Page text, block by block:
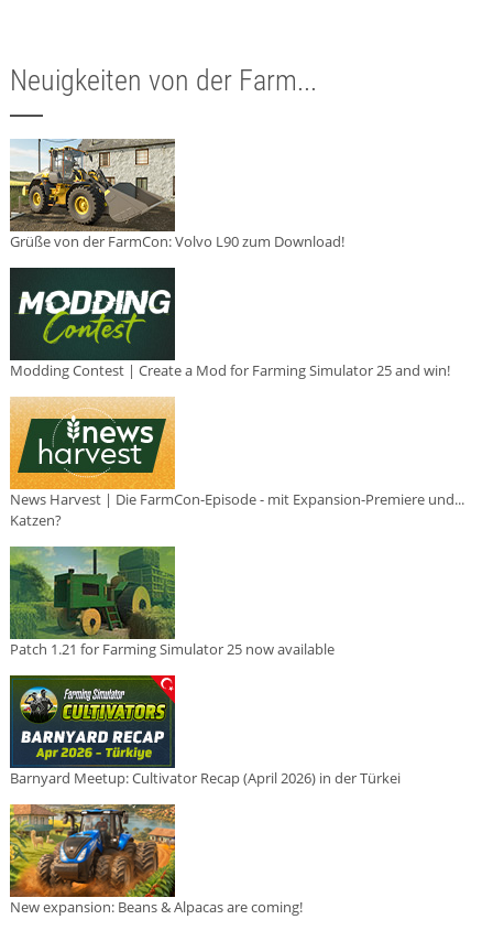
Neuigkeiten von der Farm...
Grüße von der FarmCon: Volvo L90 zum Download!
Modding Contest | Create a Mod for Farming Simulator 25 and win!
News Harvest | Die FarmCon-Episode - mit Expansion-Premiere und...
Katzen?
Patch 1.21 for Farming Simulator 25 now available
Barnyard Meetup: Cultivator Recap (April 2026) in der Türkei
New expansion: Beans & Alpacas are coming!